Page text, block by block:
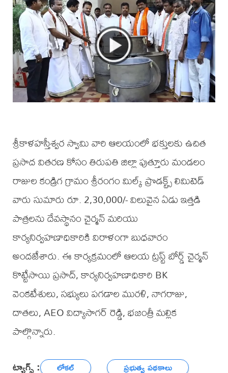
శ్రీకాళహస్తీశ్వర స్వామి వారి ఆలయంలో భక్తులకు ఉచిత
ప్రసాద వితరణ కోసం తిరుపతి జిల్లా పుత్తూరు మండలం
రాజుల కండ్రిగ గ్రామం శ్రీరంగం మిల్క్ ప్రొడక్ట్స్ లిమిటెడ్
వారు సుమారు రూ. 2,30,000/- విలువైన ఏడు ఇత్తడి
పాత్రలను దేవస్థానం చైర్మన్ మరియు
కార్యనిర్వహణాధికారికి విరాళంగా బుధవారం
అందజేశారు. ఈ కార్యక్రమంలో ఆలయ ట్రస్ట్ బోర్డ్ చైర్మన్
కొట్టేసాయి ప్రసాద్, కార్యనిర్వహణాధికారి BK
వెంకటేశులు, సభ్యులు పగడాల మురళి, నాగరాజు,
దాతలు, AEO విద్యాసాగర్ రెడ్డి, భజంత్రీ మల్లిక
పాల్గొన్నారు.
ట్యాగ్స్ : లోకల్ ప్రభుత్వ పథకాలు